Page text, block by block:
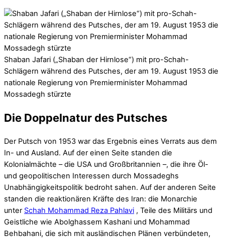
Shaban Jafari („Shaban der Hirnlose“) mit pro-Schah-
Schlägern während des Putsches, der am 19. August 1953 die
nationale Regierung von Premierminister Mohammad
Mossadegh stürzte
Die Doppelnatur des Putsches
Der Putsch von 1953 war das Ergebnis eines Verrats aus dem
In- und Ausland. Auf der einen Seite standen die
Kolonialmächte – die USA und Großbritannien –, die ihre Öl-
und geopolitischen Interessen durch Mossadeghs
Unabhängigkeitspolitik bedroht sahen. Auf der anderen Seite
standen die reaktionären Kräfte des Iran: die Monarchie
unter Schah Mohammad Reza Pahlavi , Teile des Militärs und
Geistliche wie Abolghassem Kashani und Mohammad
Behbahani, die sich mit ausländischen Plänen verbündeten,